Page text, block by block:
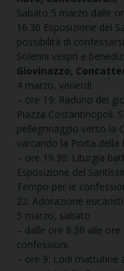
Sabato 5 marzo dalle
16.30 Esposizione del
possibilità di
Solenni vespri e
Giovinazzo,
4 marzo, venerdì
– ore 19: Raduno dei
Piazza Costantinopoli.
pellegrinaggio verso la
varcando la Porta della
– ore 19.30: Liturgia
Esposizione del
Tempo per le
22. Adorazione
5 marzo, sabato
– dalle ore 8.30 alle
confessioni.
– ore 9: Lodi mattutine